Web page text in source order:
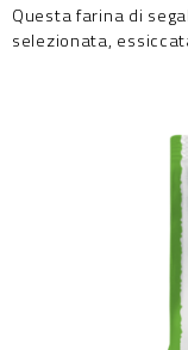
Questa farina di
selezionata,